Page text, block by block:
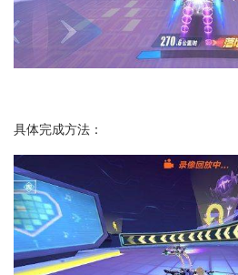
具体完成方法：